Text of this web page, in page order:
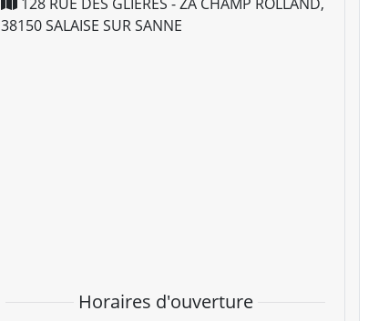
38150SALAISE SUR SANNE
Horaires d'ouverture